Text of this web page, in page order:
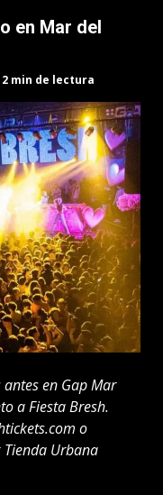
en Mar del
2 min de lectura
en Gap Mar
a Fiesta Bresh.
o
Tienda Urbana